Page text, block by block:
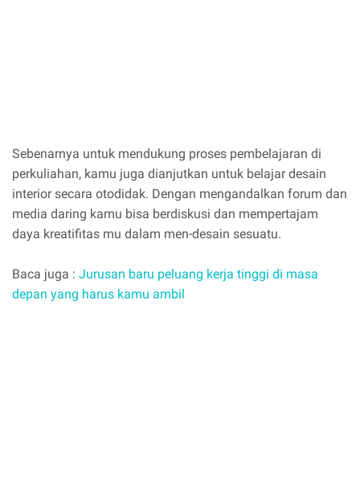
Sebenarnya untuk mendukung proses pembelajaran di
perkuliahan, kamu juga dianjutkan untuk belajar desain
interior secara otodidak. Dengan mengandalkan forum dan
media daring kamu bisa berdiskusi dan mempertajam
daya kreatifitas mu dalam men-desain sesuatu.
Baca juga : Jurusan baru peluang kerja tinggi di masa
depan yang harus kamu ambil